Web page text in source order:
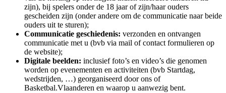
zijn), bij spelers onder de 18 jaar of zijn/haar ouders
gescheiden zijn (onder andere om de communicatie naar beide
ouders uit te sturen);
Communicatie geschiedenis: verzonden en ontvangen
communicatie met u (bvb via mail of contact formulieren op
de website);
Digitale beelden: inclusief foto’s en video’s die genomen
worden op evenementen en activiteiten (bvb Startdag,
wedstrijden, …) georganiseerd door ons of
Basketbal.Vlaanderen en waarop u aanwezig bent.